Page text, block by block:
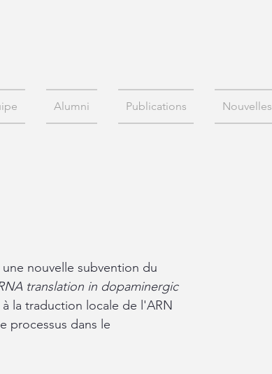
Alumni Publications Nouvelles
nouvelle subvention du
translation in dopaminergic
la traduction locale de l'ARN
processus dans le